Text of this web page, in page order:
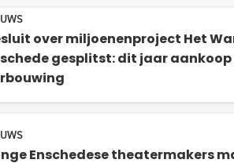
over miljoenenproject Het
gesplitst: dit jaar aankoop
Enschedese theatermakers